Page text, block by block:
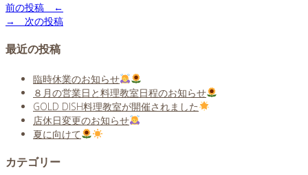
前の投稿 ←
→ 次の投稿
最近の投稿
臨時休業のお知らせ
８月の営業日と料理教室日程のお知らせ
GOLD DISH料理教室が開催されました
店休日変更のお知らせ
夏に向けて
カテゴリー